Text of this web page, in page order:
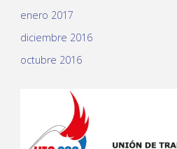
enero 2017
diciembre 2016
octubre 2016